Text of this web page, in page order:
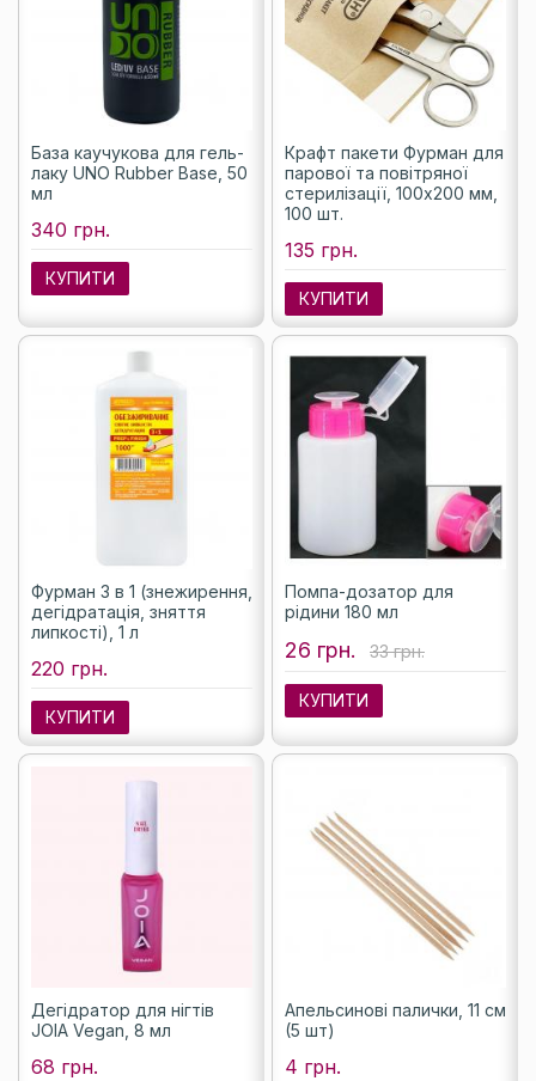
База каучукова для гель-
лаку UNO Rubber Base, 50
мл
340 грн.
КУПИТИ
Крафт пакети Фурман для
парової та повітряної
стерилізації, 100х200 мм,
100 шт.
135 грн.
КУПИТИ
Фурман 3 в 1 (знежирення,
дегідратація, зняття
липкості), 1 л
220 грн.
КУПИТИ
Помпа-дозатор для
рідини 180 мл
26 грн. 33 грн.
КУПИТИ
Дегідратор для нігтів
JOIA Vegan, 8 мл
68 грн.
Апельсинові палички, 11 см
(5 шт)
4 грн.